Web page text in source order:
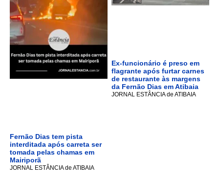
Fernão Dias tem pista
interditada após carreta ser
tomada pelas chamas em
Mairiporã
JORNAL ESTÂNCIA de ATIBAIA
Ex-funcionário é preso em
flagrante após furtar carnes
de restaurante às margens
da Fernão Dias em Atibaia
JORNAL ESTÂNCIA de ATIBAIA